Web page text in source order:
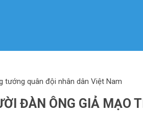
tướng quân đội nhân dân Việt Nam
ĐÀN ÔNG GIẢ MẠO